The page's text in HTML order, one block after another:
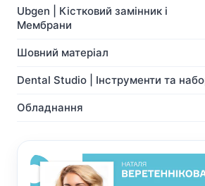
Імпланти
Ортопедія
Система Мульти-Юніт
CAD/CAM
Ubgen | Кістковий замінник і
Мембрани
Шовний матеріал
Dental Studio | Інструменти та
Обладнання